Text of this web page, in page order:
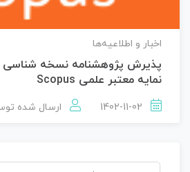
اخبار و اطلاعیه‌ها
پذیرش پژوهشنامه نسخه
نمایه معتبر علمی Scopus
ارسال شده